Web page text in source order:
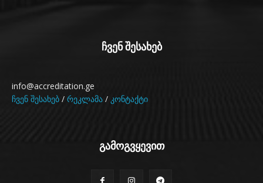
ჩვენ შესახებ
info@accreditation.ge
ჩვენ შესახებ / რეკლამა / კონტაქტი
გამოგვყევით